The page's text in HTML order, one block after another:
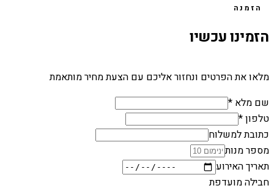
הזמנה
הזמינו עכשיו
מלאו את הפרטים ונחזור אליכם עם הצעת מחיר מותאמת
שם מלא *
טלפון *
כתובת למשלוח
מספר מנות
תאריך האירוע
חבילה מועדפת